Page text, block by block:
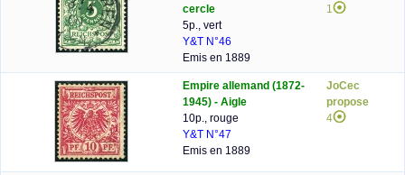
cercle
5p., vert
Y&T N°46
Emis en 1889
1
Empire allemand (1872-
1945) - Aigle
10p., rouge
Y&T N°47
Emis en 1889
JoCec
propose
4